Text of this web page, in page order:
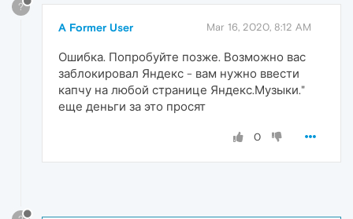
?
A Former User Mar 16, 2020, 8:12 AM
Ошибка. Попробуйте позже. Возможно вас
заблокировал Яндекс - вам нужно ввести
капчу на любой странице Яндекс.Музыки."
еще деньги за это просят
0